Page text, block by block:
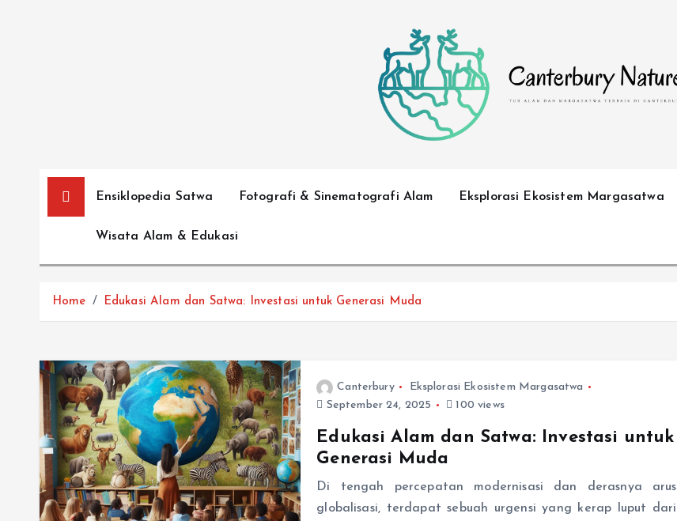
Ensiklopedia Satwa Fotografi & Sinematografi Alam Eksplorasi Ekosistem Margasatwa
Wisata Alam & Edukasi
Home Edukasi Alam dan Satwa: Investasi untuk Generasi Muda
Canterbury
Eksplorasi Ekosistem Margasatwa
September 24, 2025
100 views
Edukasi Alam dan Satwa: Investasi untuk
Generasi Muda
Di tengah percepatan modernisasi dan derasnya arus
globalisasi, terdapat sebuah urgensi yang kerap luput dari